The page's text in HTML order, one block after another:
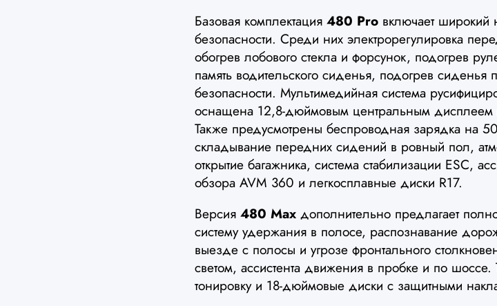
Базовая комплектация 480 Pro включает широкий
безопасности. Среди них электрорегулировка
обогрев лобового стекла и форсунок, подогрев
память водительского сиденья, подогрев
безопасности. Мультимедийная система
оснащена 12,8-дюймовым центральным
Также предусмотрены беспроводная зарядка на 50
складывание передних сидений в ровный пол,
открытие багажника, система стабилизации ESC,
обзора AVM 360 и легкосплавные диски R17.
Версия 480 Max дополнительно предлагает
систему удержания в полосе, распознавание
выезде с полосы и угрозе фронтального
светом, ассистента движения в пробке и по шоссе.
тонировку и 18-дюймовые диски с защитными